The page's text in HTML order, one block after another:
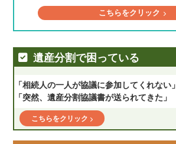
こちらをクリック
遺産分割で困っている
「相続人の一人が協議に参加してくれない」
「突然、遺産分割協議書が送られてきた」
こちらをクリック